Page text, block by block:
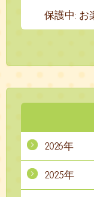
保護中: お
2026年
2025年